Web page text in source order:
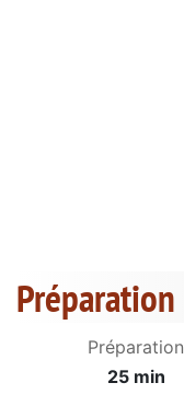
Préparation
Préparation
25 min